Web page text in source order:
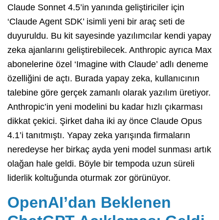
Claude Sonnet 4.5’in yanında geliştiriciler için
‘Claude Agent SDK’ isimli yeni bir araç seti de
duyuruldu. Bu kit sayesinde yazılımcılar kendi yapay
zeka ajanlarını geliştirebilecek. Anthropic ayrıca Max
abonelerine özel ‘Imagine with Claude’ adlı deneme
özelliğini de açtı. Burada yapay zeka, kullanıcının
talebine göre gerçek zamanlı olarak yazılım üretiyor.
Anthropic’in yeni modelini bu kadar hızlı çıkarması
dikkat çekici. Şirket daha iki ay önce Claude Opus
4.1’i tanıtmıştı. Yapay zeka yarışında firmaların
neredeyse her birkaç ayda yeni model sunması artık
olağan hale geldi. Böyle bir tempoda uzun süreli
liderlik koltuğunda oturmak zor görünüyor.
OpenAI’dan Beklenen